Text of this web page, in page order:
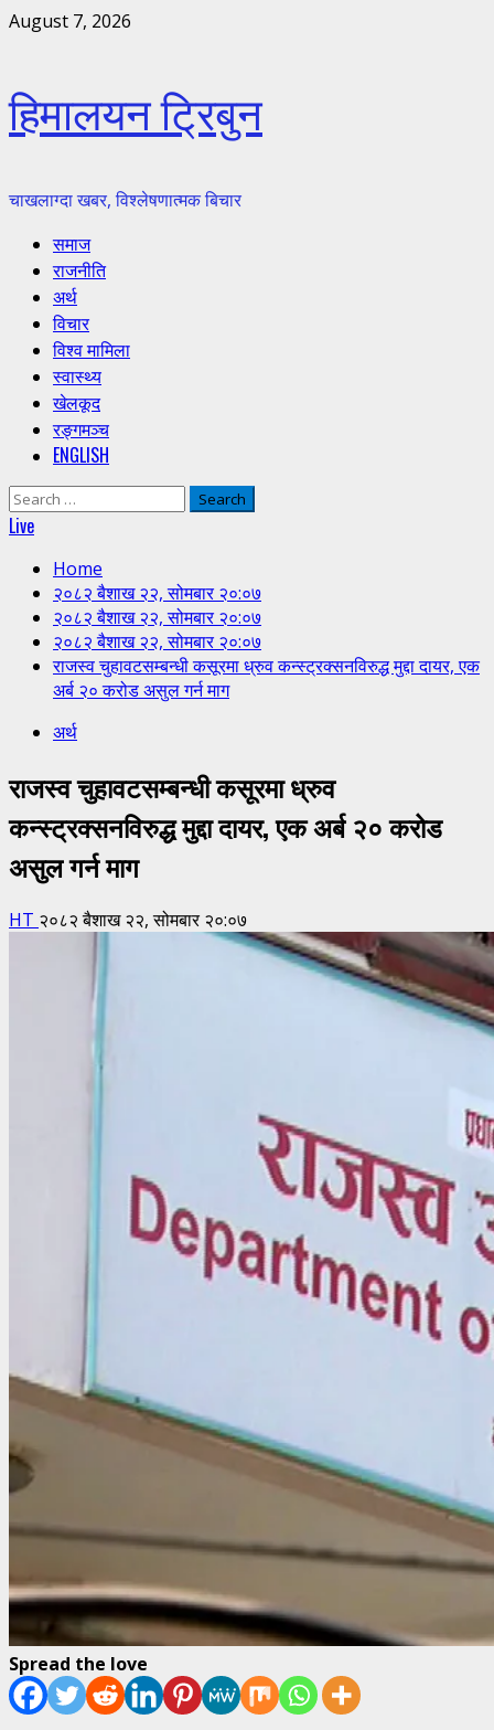
Skip
August 7, 2026
हिमालयन ट्रिबुन
चाखलाग्दा खबर, विश्लेषणात्मक बिचार
Primary
Menu
समाज
राजनीति
अर्थ
विचार
विश्व मामिला
स्वास्थ्य
खेलकूद
रङ्गमञ्च
ENGLISH
Search
for:
Live
Home
२०८२ बैशाख २२, सोमबार २०:०७
२०८२ बैशाख २२, सोमबार २०:०७
२०८२ बैशाख २२, सोमबार २०:०७
राजस्व चुहावटसम्बन्धी कसूरमा ध्रुव कन्स्ट्रक्सनविरुद्ध मुद्दा दायर, एक
अर्ब २० करोड असुल गर्न माग
अर्थ
राजस्व चुहावटसम्बन्धी कसूरमा ध्रुव
कन्स्ट्रक्सनविरुद्ध मुद्दा दायर, एक अर्ब २० करोड
असुल गर्न माग
HT २०८२ बैशाख २२, सोमबार २०:०७
Spread the love